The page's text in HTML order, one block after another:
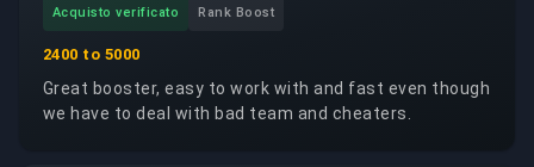
Acquisto verificato Rank Boost
2400 to 5000
Great booster, easy to work with and fast even though
we have to deal with bad team and cheaters.